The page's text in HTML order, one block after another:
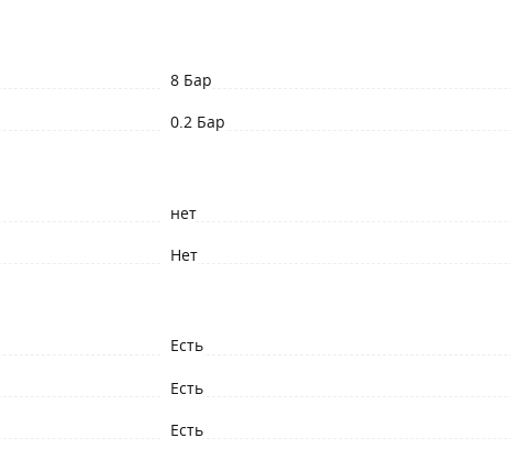
8 Бар
0.2 Бар
нет
Нет
Есть
Есть
Есть